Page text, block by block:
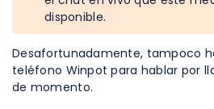
disponible.
Desafortunadamente, tampoco
teléfono Winpot para hablar por
de momento.